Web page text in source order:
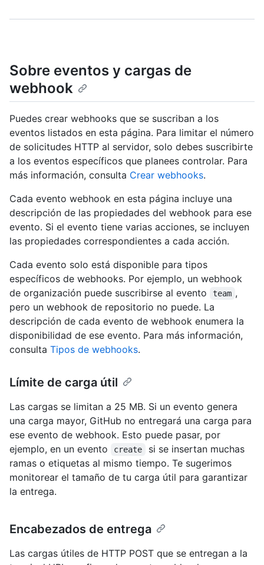
Sobre eventos y cargas de
webhook
Puedes crear webhooks que se suscriban a los
eventos listados en esta página. Para limitar el número
de solicitudes HTTP al servidor, solo debes suscribirte
a los eventos específicos que planees controlar. Para
más información, consulta Crear webhooks.
Cada evento webhook en esta página incluye una
descripción de las propiedades del webhook para ese
evento. Si el evento tiene varias acciones, se incluyen
las propiedades correspondientes a cada acción.
Cada evento solo está disponible para tipos
específicos de webhooks. Por ejemplo, un webhook
de organización puede suscribirse al evento
team ,
pero un webhook de repositorio no puede. La
descripción de cada evento de webhook enumera la
disponibilidad de ese evento. Para más información,
consulta Tipos de webhooks.
Límite de carga útil
Las cargas se limitan a 25 MB. Si un evento genera
una carga mayor, GitHub no entregará una carga para
ese evento de webhook. Esto puede pasar, por
ejemplo, en un evento
create
si se insertan muchas
ramas o etiquetas al mismo tiempo. Te sugerimos
monitorear el tamaño de tu carga útil para garantizar
la entrega.
Encabezados de entrega
Las cargas útiles de HTTP POST que se entregan a la